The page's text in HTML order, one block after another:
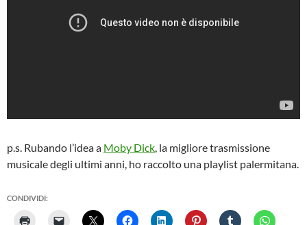
p.s. Rubando l’idea a Moby Dick, la migliore trasmissione
musicale degli ultimi anni, ho raccolto una playlist palermitana.
CONDIVIDI: